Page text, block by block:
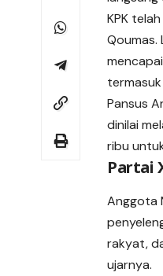
KPK
Qoumas.
Pansus
dinilai
ribu
Partai
Anggota
rakyat,
ujarnya.